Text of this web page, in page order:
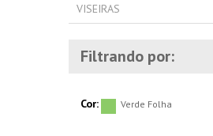
VISEIRAS
Filtrando por:
Cor: Verde Folha